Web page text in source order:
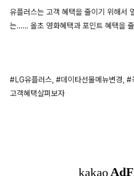
유플러스는 고객 혜택을 줄이기 위해서
는...... 올초 영화혜택과 포인트 혜택을
#LG유플러스, #데이타선물메뉴변경, #
고객혜택살펴보자